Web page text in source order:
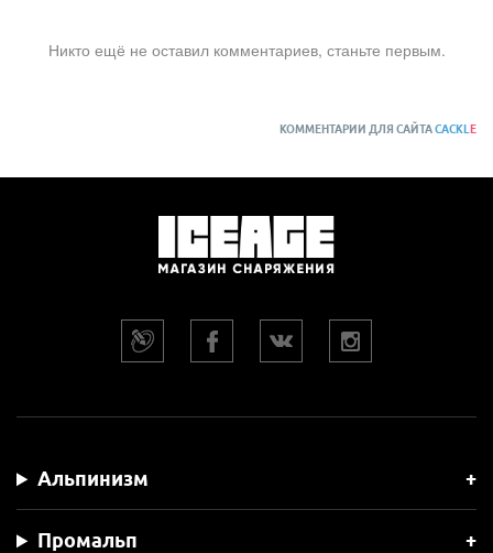
Никто ещё не оставил комментариев, станьте первым.
КОММЕНТАРИИ ДЛЯ САЙТАCACKL E
Альпинизм
Промальп